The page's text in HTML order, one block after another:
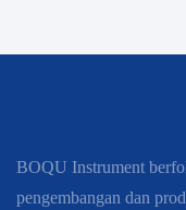
BOQU Instrument
pengembangan dan